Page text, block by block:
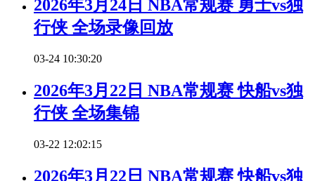
2026年3月24日 NBA常规赛 勇士vs独
行侠 全场录像回放
03-24 10:30:20
2026年3月22日 NBA常规赛 快船vs独
行侠 全场集锦
03-22 12:02:15
2026年3月22日 NBA常规赛 快船vs独